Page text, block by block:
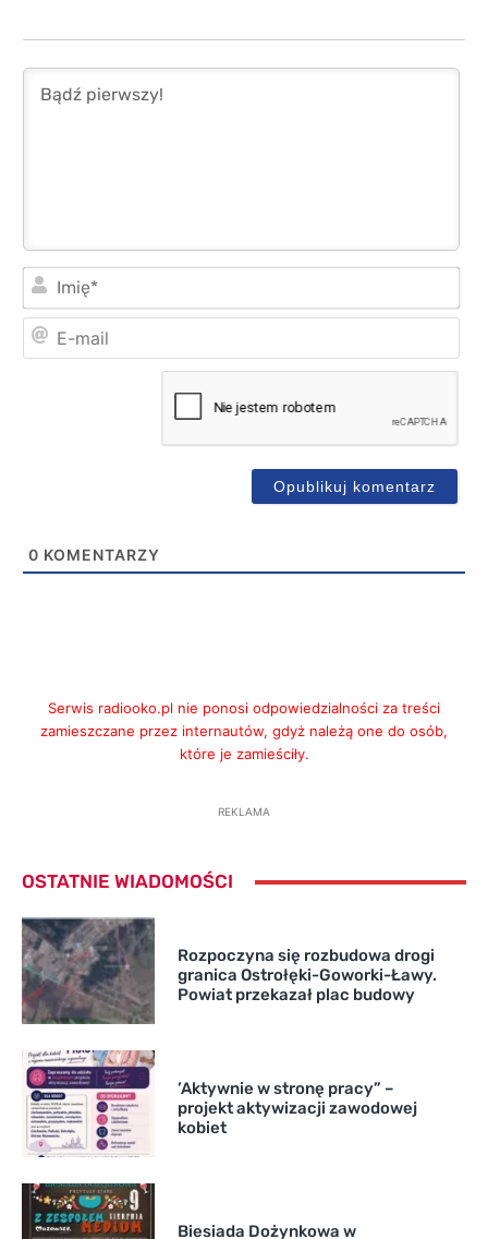
0 KOMENTARZY
Serwis radiooko.pl nie ponosi odpowiedzialności za treści
zamieszczane przez internautów, gdyż należą one do osób,
które je zamieściły.
REKLAMA
OSTATNIE WIADOMOŚCI
Rozpoczyna się rozbudowa drogi
granica Ostrołęki-Goworki-Ławy.
Powiat przekazał plac budowy
’Aktywnie w stronę pracy” –
projekt aktywizacji zawodowej
kobiet
Biesiada Dożynkowa w